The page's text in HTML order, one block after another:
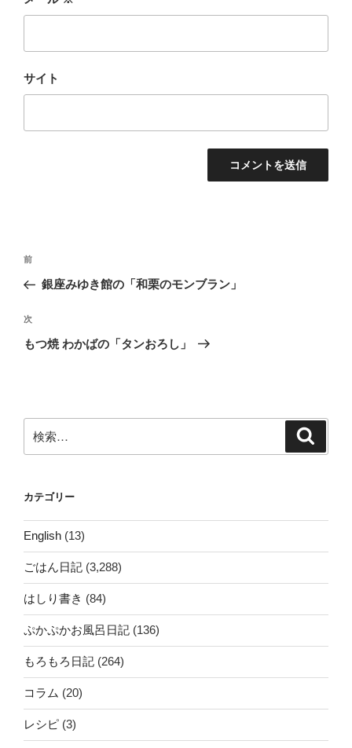
サイト
投
ナ
ビ
ゲ
ン
前
の
稿
前
銀座みゆき館の「和栗のモンブラン」
次
の
次
もつ焼 わかばの「タンおろし」
索:
カテゴリー
English (13)
ごはん日記 (3,288)
はしり書き (84)
ぷかぷかお風呂日記 (136)
もろもろ日記 (264)
コラム (20)
レシピ (3)